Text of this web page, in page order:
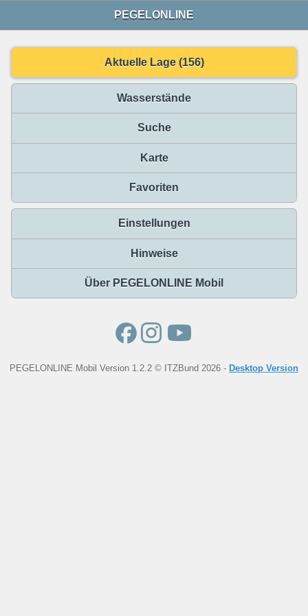
PEGELONLINE
Aktuelle Lage (156)
Wasserstände
Suche
Karte
Favoriten
Einstellungen
Hinweise
Über PEGELONLINE Mobil
PEGELONLINE Mobil Version 1.2.2 © ITZBund 2026 - Desktop Version